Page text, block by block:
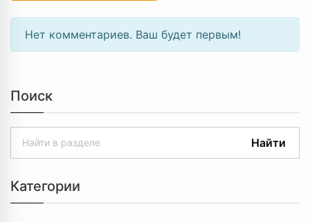
Нет комментариев. Ваш будет первым!
Поиск
Найти
Категории